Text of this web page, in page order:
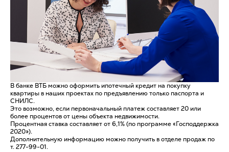
В банке ВТБ можно оформить ипотечный кредит на покупку
квартиры в наших проектах по предъявлению только паспорта и
СНИЛС.
Это возможно, если первоначальный платеж составляет 20 или
более процентов от цены объекта недвижимости.
Процентная ставка составляет от 6,1% (по программе «Господдержка
2020»).
Дополнительную информацию можно получить в отделе продаж по
т. 277-99-01.